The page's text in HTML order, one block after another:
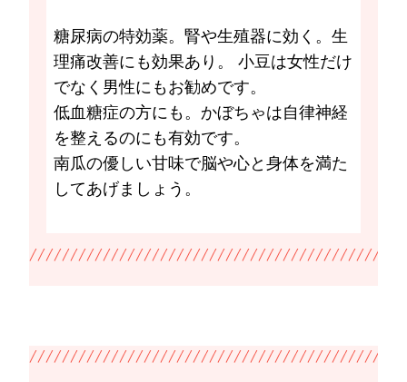
糖尿病の特効薬。腎や生殖器に効く。生
理痛改善にも効果あり。 小豆は女性だけ
でなく男性にもお勧めです。
低血糖症の方にも。かぼちゃは自律神経
を整えるのにも有効です。
南瓜の優しい甘味で脳や心と身体を満た
してあげましょう。